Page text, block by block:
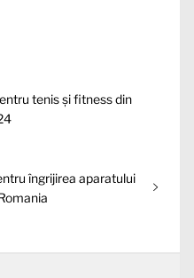
tenis și fitness din
îngrijirea aparatului